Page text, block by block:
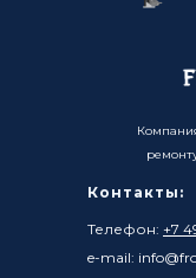
Контакты:
Телефон: +7
e-mail: